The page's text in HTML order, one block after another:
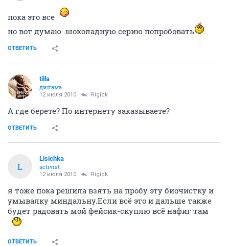
пока это все
но вот думаю..шоколадную серию попробовать
ОТВЕТИТЬ
tilla
динама
12 июля 2010 Rigick
А где берете? По интернету заказываете?
ОТВЕТИТЬ
L
Lisichka
activist
12 июля 2010 Rigick
я тоже пока решила взять на пробу эту биочистку и
умывалку миндальну.Если всё это и дальше также
будет радовать мой фейсик-скуплю всё нафиг там
ОТВЕТИТЬ